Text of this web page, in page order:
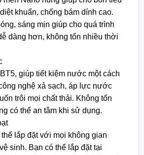
khuẩn, chống bám dính cao.
sáng mịn giúp cho quá trình
dàng hơn, không tốn nhiều thời
giúp tiết kiệm nước một cách
nghệ xả sạch, áp lực nước
trôi mọi chất thải. Không tốn
có thể an tâm khi sử dụng.
lắp đặt với mọi không gian
sinh. Bạn có thể lắp đặt tại